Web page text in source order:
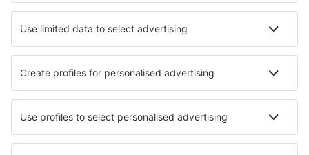
Hotelek
Transzferek
Látnivalók
Sportesemények
Tudjon meg többet
Legalacsonyabb ár garancia
Légitársaságok